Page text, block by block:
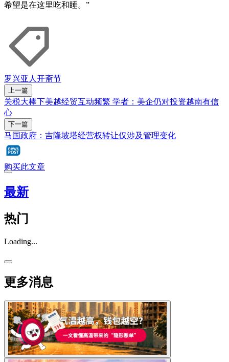
希望是在这里吃和睡。”
罗兴亚人开斋节
上一篇
关税大棒下美越经贸互动频繁 学者：美企仍对投资越南有信
心
下一篇
马国政府：吉隆坡塔经营权转让仅涉及管理变化
购买此文章
最新
热门
Loading...
更多消息